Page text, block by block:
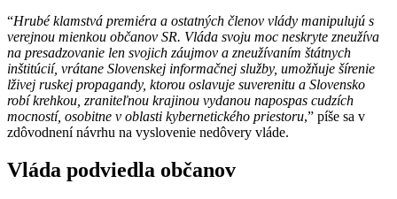
“Hrubé klamstvá premiéra a ostatných členov vlády manipulujú s
verejnou mienkou občanov SR. Vláda svoju moc neskryte zneužíva
na presadzovanie len svojich záujmov a zneužívaním štátnych
inštitúcií, vrátane Slovenskej informačnej služby, umožňuje šírenie
lživej ruskej propagandy, ktorou oslavuje suverenitu a Slovensko
robí krehkou, zraniteľnou krajinou vydanou napospas cudzích
mocností, osobitne v oblasti kybernetického priestoru,” píše sa v
zdôvodnení návrhu na vyslovenie nedôvery vláde.
Vláda podviedla občanov